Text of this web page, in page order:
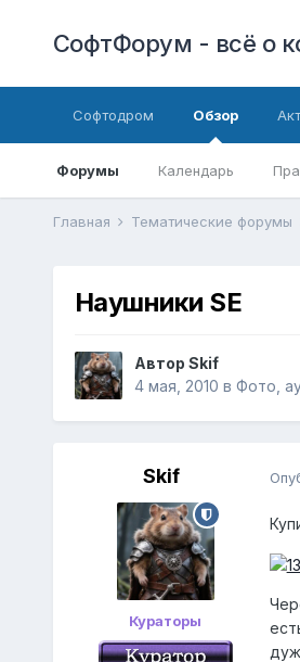
СофтФорум - всё о
Софтодром Обзор
Форумы Календарь
Главная Тематические форумы
Наушники SE
Автор Skif
4 мая, 2010 в Фото,
Skif
Кураторы